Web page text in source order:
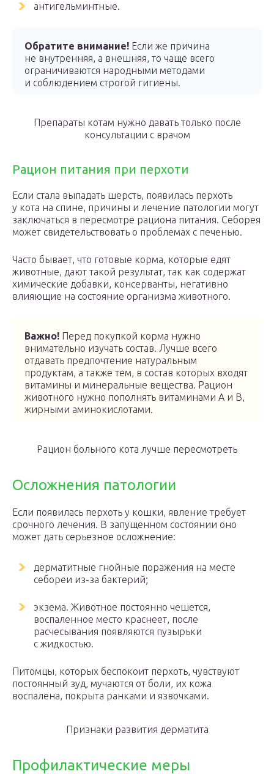
антигельминтные.
Обратите внимание! Если же причина
не внутренняя, а внешняя, то чаще всего
ограничиваются народными методами
и соблюдением строгой гигиены.
Препараты котам нужно давать только после
консультации с врачом
Рацион питания при перхоти
Если стала выпадать шерсть, появилась перхоть
у кота на спине, причины и лечение патологии могут
заключаться в пересмотре рациона питания. Себорея
может свидетельствовать о проблемах с печенью.
Часто бывает, что готовые корма, которые едят
животные, дают такой результат, так как содержат
химические добавки, консерванты, негативно
влияющие на состояние организма животного.
Важно! Перед покупкой корма нужно
внимательно изучать состав. Лучше всего
отдавать предпочтение натуральным
продуктам, а также тем, в состав которых входят
витамины и минеральные вещества. Рацион
животного нужно пополнять витаминами А и В,
жирными аминокислотами.
Рацион больного кота лучше пересмотреть
Осложнения патологии
Если появилась перхоть у кошки, явление требует
срочного лечения. В запущенном состоянии оно
может дать серьезное осложнение:
дерматитные гнойные поражения на месте
себореи из-за бактерий;
экзема. Животное постоянно чешется,
воспаленное место краснеет, после
расчесывания появляются пузырьки
с жидкостью.
Питомцы, которых беспокоит перхоть, чувствуют
постоянный зуд, мучаются от боли, их кожа
воспалена, покрыта ранками и язвочками.
Признаки развития дерматита
Профилактические меры